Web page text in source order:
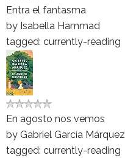
Entra el fantasma
by Isabella Hammad
tagged: currently-reading
En agosto nos vemos
by Gabriel García Márquez
tagged: currently-reading